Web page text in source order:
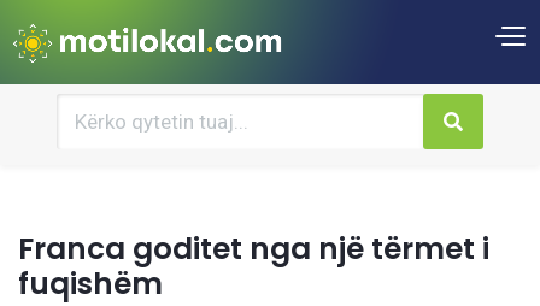
Franca goditet nga një tërmet i
fuqishëm